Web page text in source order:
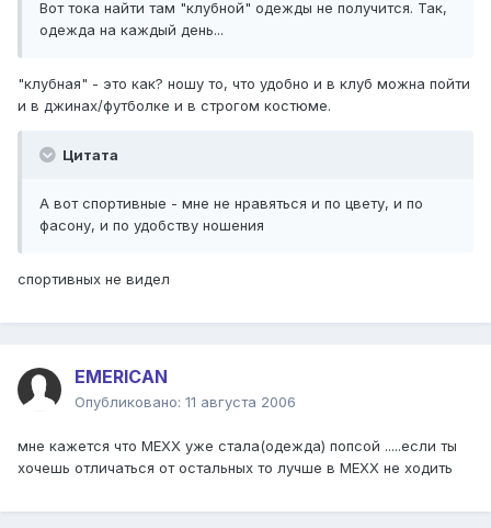
Вот тока найти там "клубной" одежды не получится. Так,
одежда на каждый день...
"клубная" - это как? ношу то, что удобно и в клуб можна пойти
и в джинах/футболке и в строгом костюме.
Цитата
А вот спортивные - мне не нравяться и по цвету, и по
фасону, и по удобству ношения
спортивных не видел
EMERICAN
Опубликовано: 11 августа 2006
мне кажется что МЕХХ уже стала(одежда) попсой .....если ты
хочешь отличаться от остальных то лучше в МЕХХ не ходить